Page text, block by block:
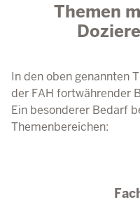
Themen
In den oben genannten
der FAH fortwährender
Ein besonderer Bedarf
Themenbereichen: